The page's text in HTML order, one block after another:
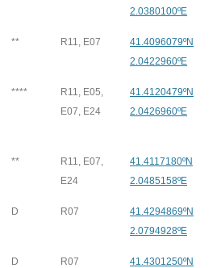
2.0380100ºE
** R11, E07
41.4096079ºN
2.0422960ºE
****
R11, E05,
E07, E24
41.4120479ºN
2.0426960ºE
**
R11, E07,
E24
41.4117180ºN
2.0485158ºE
D R07
41.4294869ºN
2.0794928ºE
D R07
41.4301250ºN